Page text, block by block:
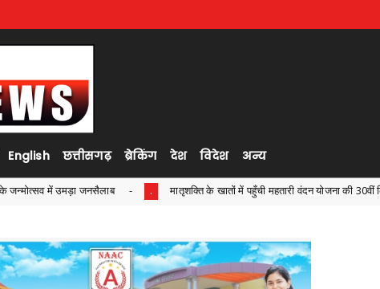
English छत्तीसगढ़ ब्रेकिंग देश विदेश अन्य
. मातृशक्ति के खातों में पहुँची महतारी वंदन योजना की 30वीं किश्त ,मुख्यमंत्री श्री विष्णु